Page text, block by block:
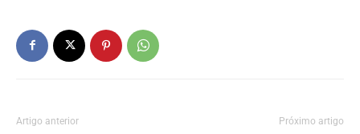
Artigo anterior Próximo artigo